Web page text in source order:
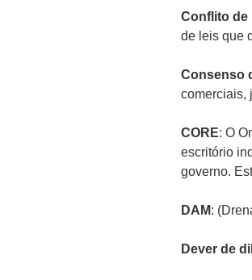
Conflito de
de leis que
Consenso
comerciais,
CORE: O
escritório
governo.
DAM:
Dever de